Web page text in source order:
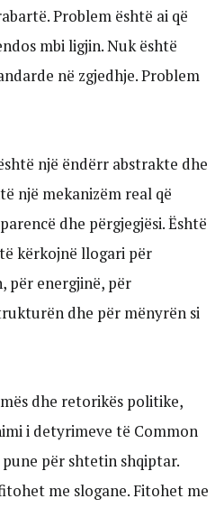
Problem është ai që
mbi ligjin. Nuk është
në zgjedhje. Problem
një ëndërr abstrakte dhe
një mekanizëm real që
dhe përgjegjësi. Është
kërkojnë llogari për
për energjinë, për
dhe për mënyrën si
dhe retorikës politike,
i detyrimeve të Common
për shtetin shqiptar.
me slogane. Fitohet me